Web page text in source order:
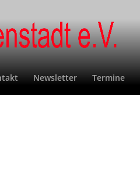
Newsletter Termine